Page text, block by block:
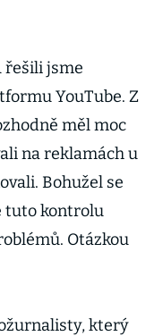
řešili jsme
YouTube. Z
měl moc
na reklamách u
Bohužel se
tuto kontrolu
Otázkou
který